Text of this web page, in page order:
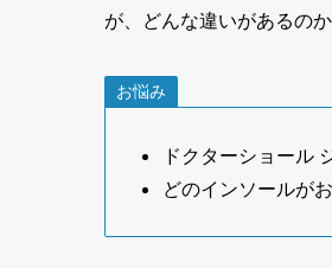
が、どんな違いがあるの
お悩み
ドクターショール
どのインソールが